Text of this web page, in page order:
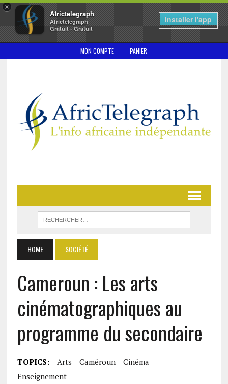
×
Africtelegraph
Africtelegraph
Gratuit - Gratuit
Installer l'app
MON COMPTE PANIER
HOME SOCIÉTÉ
Cameroun : Les arts
cinématographiques au
programme du secondaire
TOPICS: Arts Caméroun
Cinéma
Enseignement